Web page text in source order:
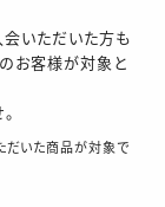
いただいた方も
お客様が対象と
いた商品が対象で